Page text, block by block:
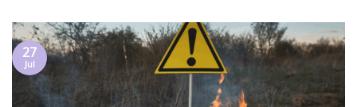
27
Jul